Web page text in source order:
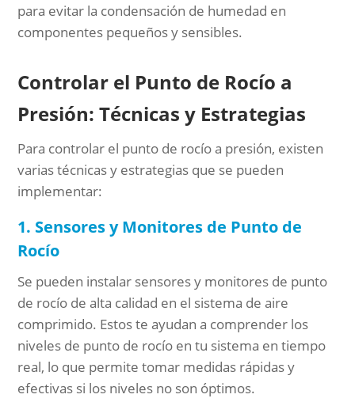
para evitar la condensación de humedad en
componentes pequeños y sensibles.
Controlar el Punto de Rocío a
Presión: Técnicas y Estrategias
Para controlar el punto de rocío a presión, existen
varias técnicas y estrategias que se pueden
implementar:
1. Sensores y Monitores de Punto de
Rocío
Se pueden instalar sensores y monitores de punto
de rocío de alta calidad en el sistema de aire
comprimido. Estos te ayudan a comprender los
niveles de punto de rocío en tu sistema en tiempo
real, lo que permite tomar medidas rápidas y
efectivas si los niveles no son óptimos.